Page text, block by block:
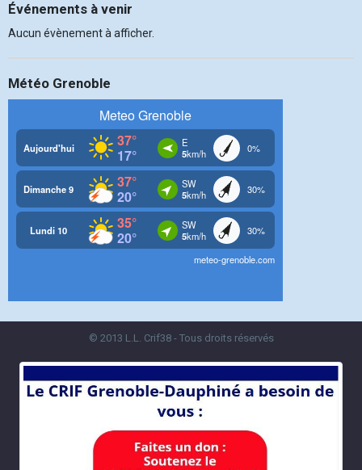
Événements à venir
Aucun évènement à afficher.
Météo Grenoble
© 2013 L.L. Crif38 - Tous droits réservés